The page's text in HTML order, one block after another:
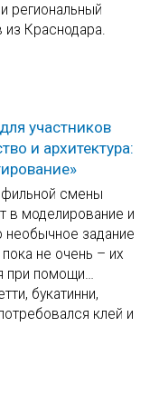
региональный
Краснодара.
участников
и архитектура:
смены
в моделирование и
задание
не очень – их
при помощи…
букатинни,
клей и